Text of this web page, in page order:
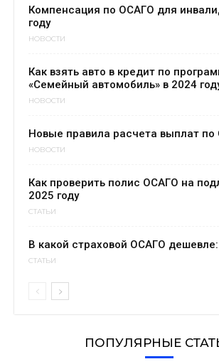
Компенсация по ОСАГО для
году
НОВОСТИ
Как взять авто в кредит по
«Семейный автомобиль» в 2024
НОВОСТИ
Новые правила расчета выплат
НОВОСТИ
Как проверить полис ОСАГО на
2025 году
СТАТЬИ
В какой страховой ОСАГО дешевле:
СТАТЬИ
ПОПУЛЯРНЫЕ